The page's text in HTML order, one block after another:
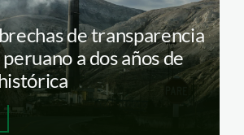
de transparencia
a dos años de